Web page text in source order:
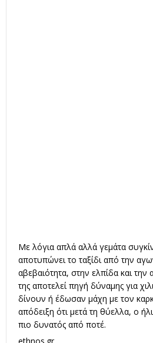
Με λόγια απλά αλλά γεμάτα
αποτυπώνει το ταξίδι από την
αβεβαιότητα, στην ελπίδα και την
της αποτελεί πηγή δύναμης για
δίνουν ή έδωσαν μάχη με τον
απόδειξη ότι μετά τη θύελλα, ο
πιο δυνατός από ποτέ.